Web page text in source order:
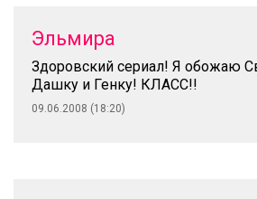
Эльмира
Здоровский сериал! Я обожаю
Дашку и Генку! КЛАСС!!
09.06.2008 (18:20)